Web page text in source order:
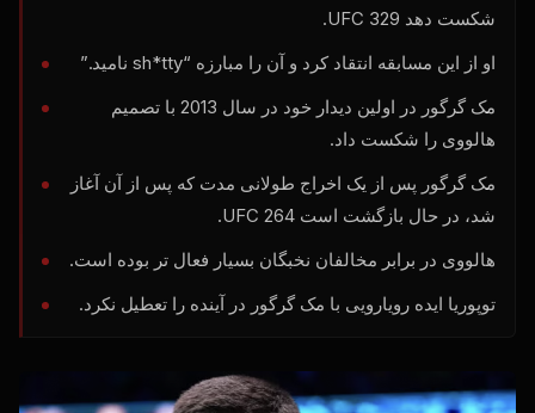
شکست دهد
UFC 329.
او از این مسابقه انتقاد کرد و آن را مبارزه “sh*tty نامید.”
مک گرگور در اولین دیدار خود در سال 2013 با تصمیم
هالووی را شکست داد.
مک گرگور پس از یک اخراج طولانی مدت که پس از آن آغاز
شد، در حال بازگشت است
UFC 264.
هالووی در برابر مخالفان نخبگان بسیار فعال تر بوده است.
توپوریا ایده رویارویی با مک گرگور در آینده را تعطیل نکرد.